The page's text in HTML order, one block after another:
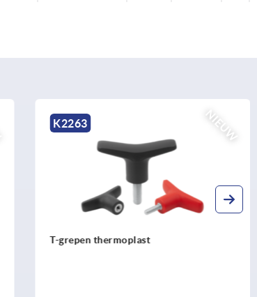
NIEUW
K2263
T-grepen thermoplast